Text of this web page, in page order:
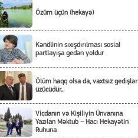
Özüm üçün (hekayə)
Kəndlinin sıxışdırılması sosial
partlayışa gedən yoldur
Ölüm haqq olsa da, vaxtsız gedişlər
üzücüdür...
Vicdanın və Kişiliyin Ünvanına
Yazılan Məktub – Hacı Hekayətin
Ruhuna